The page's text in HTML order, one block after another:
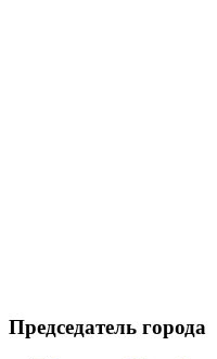
Председатель города